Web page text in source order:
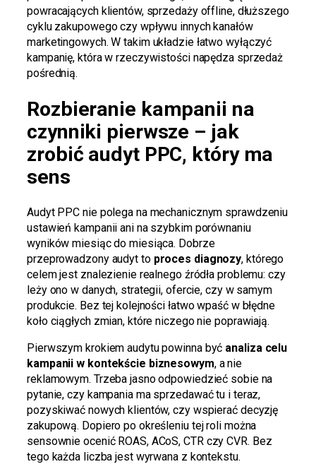
powracających klientów, sprzedaży offline, dłuższego
cyklu zakupowego czy wpływu innych kanałów
marketingowych. W takim układzie łatwo wyłączyć
kampanię, która w rzeczywistości napędza sprzedaż
pośrednią.
Rozbieranie kampanii na
czynniki pierwsze – jak
zrobić audyt PPC, który ma
sens
Audyt PPC nie polega na mechanicznym sprawdzeniu
ustawień kampanii ani na szybkim porównaniu
wyników miesiąc do miesiąca. Dobrze
przeprowadzony audyt to proces diagnozy, którego
celem jest znalezienie realnego źródła problemu: czy
leży ono w danych, strategii, ofercie, czy w samym
produkcie. Bez tej kolejności łatwo wpaść w błędne
koło ciągłych zmian, które niczego nie poprawiają.
Pierwszym krokiem audytu powinna być analiza celu
kampanii w kontekście biznesowym, a nie
reklamowym. Trzeba jasno odpowiedzieć sobie na
pytanie, czy kampania ma sprzedawać tu i teraz,
pozyskiwać nowych klientów, czy wspierać decyzję
zakupową. Dopiero po określeniu tej roli można
sensownie ocenić ROAS, ACoS, CTR czy CVR. Bez
tego każda liczba jest wyrwana z kontekstu.